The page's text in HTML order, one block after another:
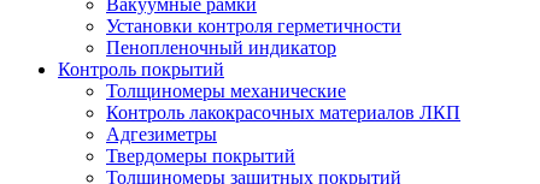
Вакуумные рамки
Установки контроля герметичности
Пенопленочный индикатор
Контроль покрытий
Толщиномеры механические
Контроль лакокрасочных материалов ЛКП
Адгезиметры
Твердомеры покрытий
Толщиномеры защитных покрытий